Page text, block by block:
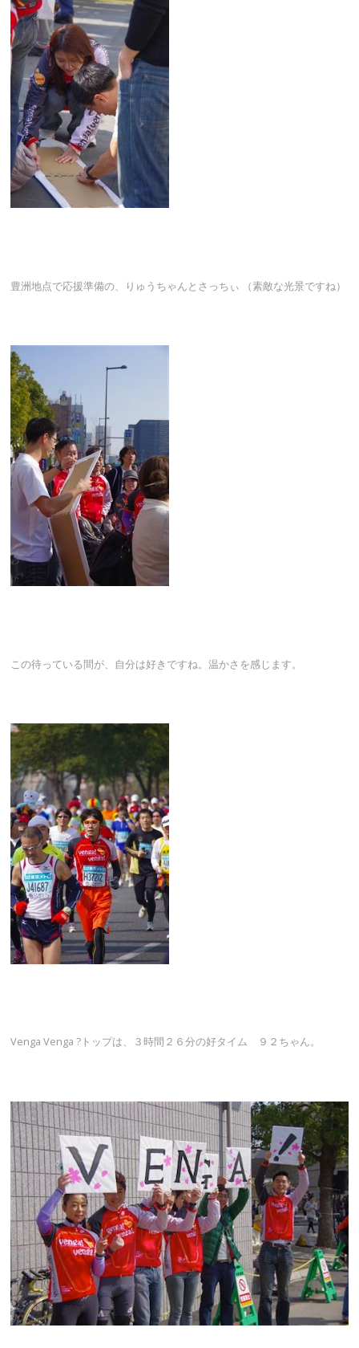
豊洲地点で応援準備の、りゅうちゃんとさっちぃ （素敵な光景ですね）
この待っている間が、自分は好きですね。温かさを感じます。
Venga Venga ?トップは、３時間２６分の好タイム ９２ちゃん。